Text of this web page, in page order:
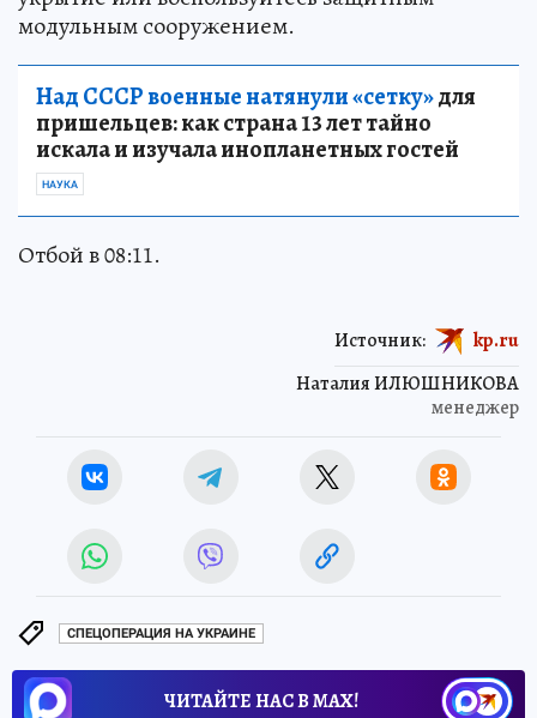
модульным сооружением.
Над СССР военные натянули «сетку»для
пришельцев: как страна 13 лет тайно
искала и изучала инопланетных гостей
НАУКА
Отбой в 08:11.
Наталия ИЛЮШНИКОВА
менеджер
Источник: kp.ru
СПЕЦОПЕРАЦИЯ НА УКРАИНЕ
ЧИТАЙТЕ НАС В МАХ!